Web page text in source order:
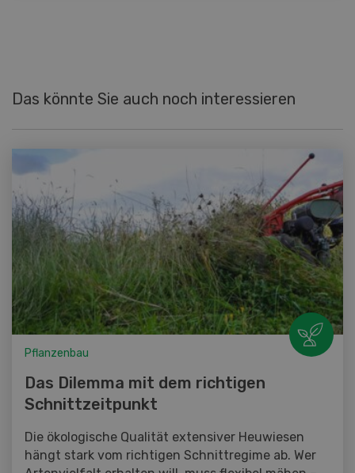
Das könnte Sie auch noch interessieren
Pflanzenbau
Das Dilemma mit dem richtigen
Schnittzeitpunkt
Die ökologische Qualität extensiver Heuwiesen
hängt stark vom richtigen Schnittregime ab. Wer